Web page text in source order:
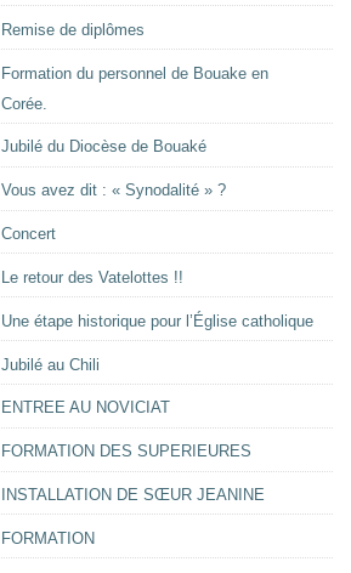
Remise de diplômes
Formation du personnel de Bouake en
Corée.
Jubilé du Diocèse de Bouaké
Vous avez dit : « Synodalité » ?
Concert
Le retour des Vatelottes !!
Une étape historique pour l’Église catholique
Jubilé au Chili
ENTREE AU NOVICIAT
FORMATION DES SUPERIEURES
INSTALLATION DE SŒUR JEANINE
FORMATION